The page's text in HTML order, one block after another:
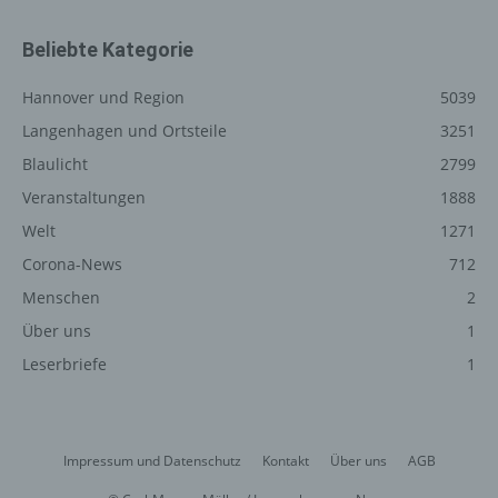
Beliebte Kategorie
Hannover und Region
5039
Langenhagen und Ortsteile
3251
Blaulicht
2799
Veranstaltungen
1888
Welt
1271
Corona-News
712
Menschen
2
Über uns
1
Leserbriefe
1
Impressum und Datenschutz Kontakt Über uns AGB
betroffene Person gespeichert sind. Ferner berichtigt
personenbezogene Daten auf Wunsch oder Hinweis der
betroffenen Person, soweit dem keine gesetzlichen
Verantwortlichen stehen der betroffenen Person in
diesem Zusammenhang als Ansprechpartner zur
Kontaktmöglichkeit über die
Internetseite
Die Internetseite enthält aufgrund von gesetzlichen
ebenfalls eine allgemeine Adresse der sogenannten
elektronischen Post (E-Mail-Adresse) umfasst. Sofern